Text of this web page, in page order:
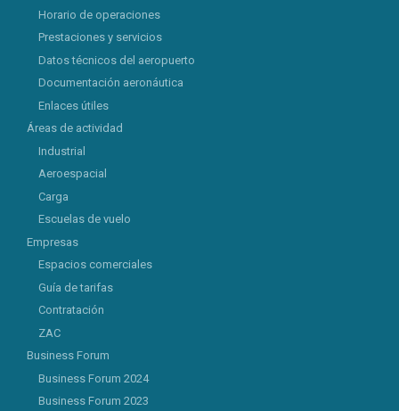
Horario de operaciones
Prestaciones y servicios
Datos técnicos del aeropuerto
Documentación aeronáutica
Enlaces útiles
Áreas de actividad
Industrial
Aeroespacial
Carga
Escuelas de vuelo
Empresas
Espacios comerciales
Guía de tarifas
Contratación
ZAC
Business Forum
Business Forum 2024
Business Forum 2023